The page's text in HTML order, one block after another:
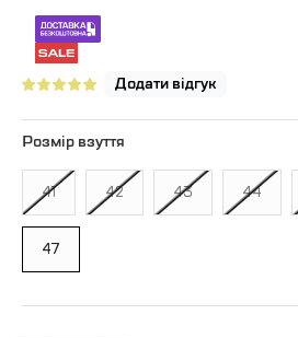
Додати відгук
Розмір взуття
41 42 43 44
47